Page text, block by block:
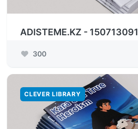
ADISTEME.KZ - 150713091
300
CLEVER LIBRARY